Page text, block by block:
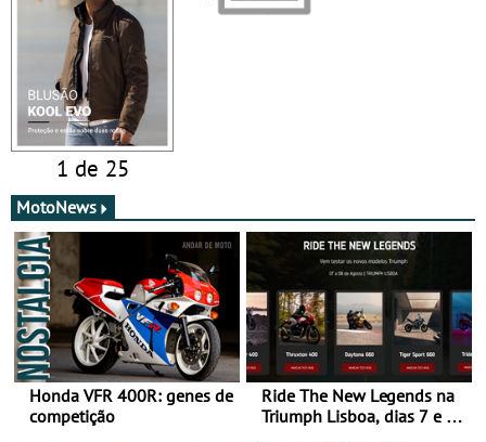
1 de 25
MotoNews
Honda VFR 400R: genes de
competição
Ride The New Legends na
Triumph Lisboa, dias 7 e 8